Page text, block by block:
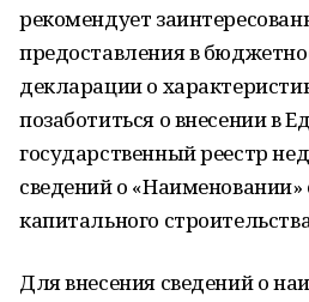
рекомендует
предоставления в
декларации о
позаботиться о внесении в
государственный реестр
сведений о «Наименовании»
капитального
Для внесения сведений о